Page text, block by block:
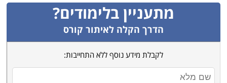
מתעניין בלימודים?
הדרך הקלה לאיתור קורס
לקבלת מידע נוסף ללא התחייבות: